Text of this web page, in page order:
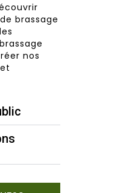
brassage
nos